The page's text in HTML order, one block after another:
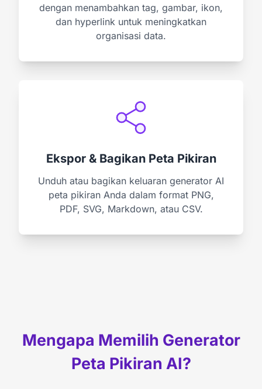
dengan menambahkan tag, gambar, ikon,
dan hyperlink untuk meningkatkan
organisasi data.
Ekspor & Bagikan Peta Pikiran
Unduh atau bagikan keluaran generator AI
peta pikiran Anda dalam format PNG,
PDF, SVG, Markdown, atau CSV.
Mengapa Memilih Generator
Peta Pikiran AI?